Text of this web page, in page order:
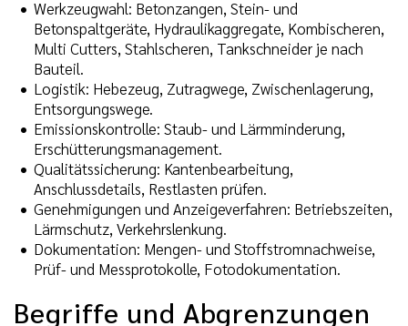
Werkzeugwahl: Betonzangen, Stein- und
Betonspaltgeräte, Hydraulikaggregate, Kombischeren,
Multi Cutters, Stahlscheren, Tankschneider je nach
Bauteil.
Logistik: Hebezeug, Zutragwege, Zwischenlagerung,
Entsorgungswege.
Emissionskontrolle: Staub- und Lärmminderung,
Erschütterungsmanagement.
Qualitätssicherung: Kantenbearbeitung,
Anschlussdetails, Restlasten prüfen.
Genehmigungen und Anzeigeverfahren: Betriebszeiten,
Lärmschutz, Verkehrslenkung.
Dokumentation: Mengen- und Stoffstromnachweise,
Prüf- und Messprotokolle, Fotodokumentation.
Begriffe und Abgrenzungen